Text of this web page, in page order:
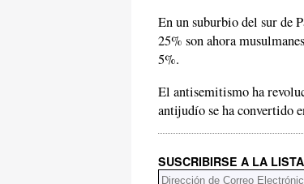
En un suburbio del sur de
25% son ahora
5%.
El antisemitismo ha
antijudío se ha convertido
SUSCRIBIRSE A LA